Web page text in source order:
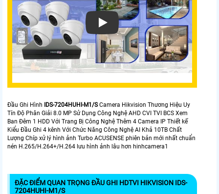
Đầu Ghi Hình IDS-7204HUHI-M1/SCamera Hikvision Thương Hiệu Uy
Tín Độ Phân Giải 8.0 MP Sử Dụng Công Nghệ AHD CVI TVI BCS Xem
Ban Đêm 1 HDD Với Trang Bị Công Nghệ Thêm 4 Camera IP Thiết kế
Kiểu Đầu Ghi 4 kênh Với Chức Năng Công Nghệ AI Khả 10TB Chất
Lượng Chíp xử lý hình ảnh Turbo ACUSENSE phiên bản mới nhất chuẩn
nén H.265/H.264+/H.264 lưu hình ảnh lâu hơn hinhcamera1
ĐẶC ĐIỂM QUAN TRỌNG ĐẦU GHI HDTVI HIKVISION IDS-
7204HUHI-M1/S